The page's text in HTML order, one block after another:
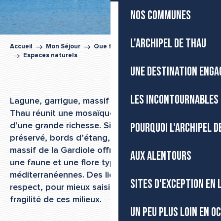
NOS COMMUNES
L'ARCHIPEL DE THAU
UNE DESTINATION
LES
POURQUOI L'ARCHIPEL
AUX ALENTOURS
SITES D'EXCEPTION EN
UN PEU PLUS LOIN EN
Accueil Mon Séjour
Que faire dans l’Archipel de Thau
Espaces naturels
Lagune, garrigue, massif et littoral : l’Archipel de
Thau réunit une mosaïque d’espaces naturels
d’une grande richesse. Sites Natura 2000, lido
préservé, bords d’étang, zones humides et
massif de la Gardiole offrent autant de refuges à
une faune et une flore typiquement
méditerranéennes. Des lieux à explorer avec
respect, pour mieux saisir la singularité et la
fragilité de ces milieux.